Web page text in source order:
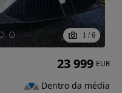
1 / 6
23 999 EUR
Dentro da média